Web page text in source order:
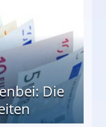
Die